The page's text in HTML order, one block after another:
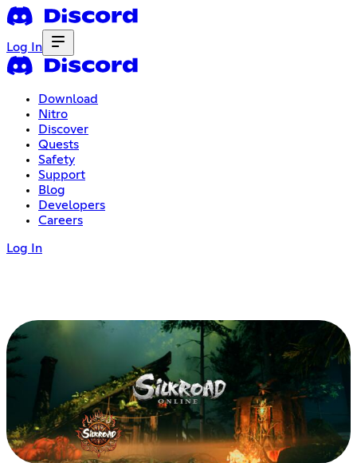
Log In
Download
Nitro
Discover
Quests
Safety
Support
Blog
Developers
Careers
Log In